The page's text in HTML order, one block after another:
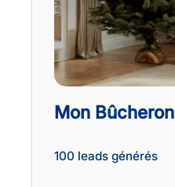
Mon Bûcheron
100 leads générés